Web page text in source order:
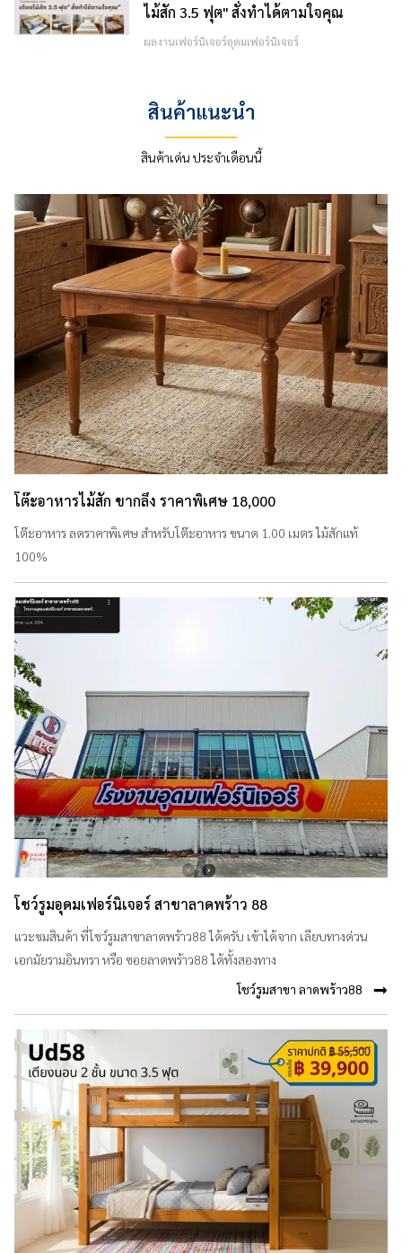
ไม้สัก 3.5 ฟุต" สั่งทำได้ตามใจคุณ
ผลงานเฟอร์นิเจอร์อุดมเฟอร์นิเจอร์
สินค้าแนะนำ
สินค้าเด่น ประจำเดือนนี้
โต๊ะอาหารไม้สัก ขากลึง ราคาพิเศษ 18,000
โต๊ะอาหาร ลดราคาพิเศษ สำหรับโต๊ะอาหาร ขนาด 1.00 เมตร ไม้สักแท้
100%
โชว์รูมอุดมเฟอร์นิเจอร์ สาขาลาดพร้าว 88
แวะชมสินค้า ที่โชว์รูมสาขาลาดพร้าว88 ได้ครับ เข้าได้จาก เลียบทางด่วน
เอกมัยรามอินทรา หรือ ซอยลาดพร้าว88 ได้ทั้งสองทาง
โชว์รูมสาขา ลาดพร้าว88